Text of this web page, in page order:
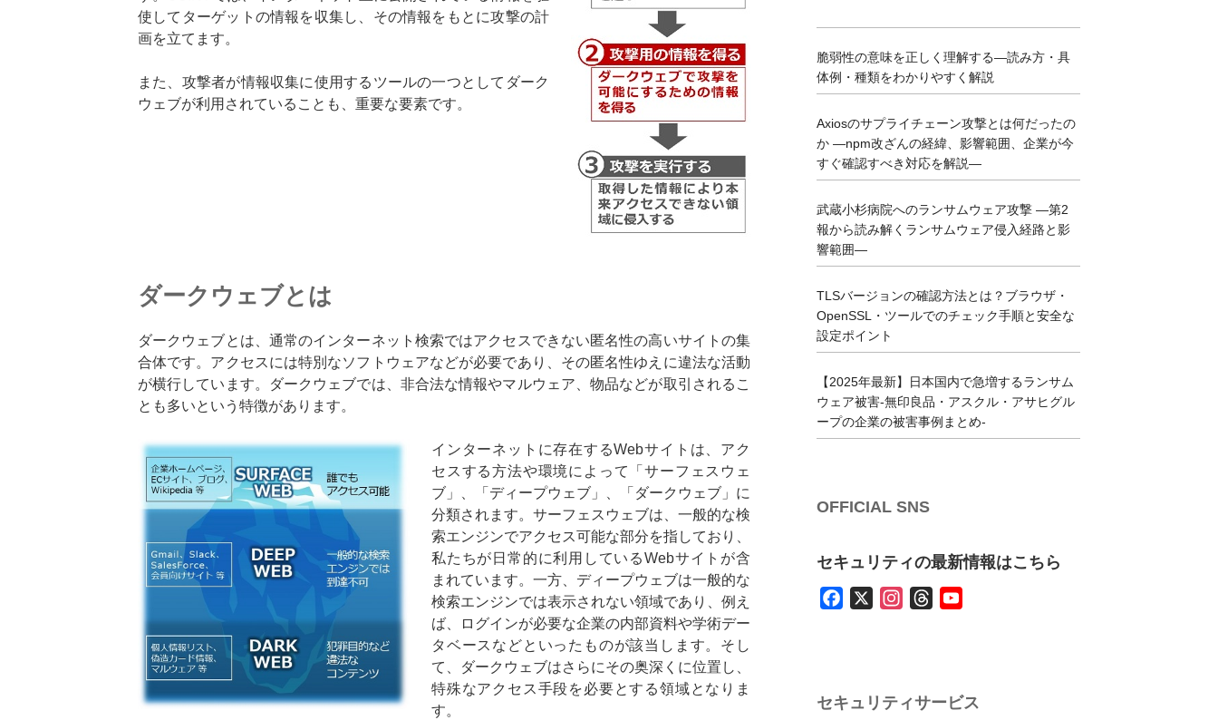
使してターゲットの情報を収集し、その情報をもとに攻撃の計
画を立てます。
また、攻撃者が情報収集に使用するツールの一つとしてダーク
ウェブが利用されていることも、重要な要素です。
ダークウェブとは
ダークウェブとは、通常のインターネット検索ではアクセスできない匿名性の高いサイトの集
合体です。アクセスには特別なソフトウェアなどが必要であり、その匿名性ゆえに違法な活動
が横行しています。ダークウェブでは、非合法な情報やマルウェア、物品などが取引されるこ
とも多いという特徴があります。
インターネットに存在するWebサイトは、アク
セスする方法や環境によって「サーフェスウェ
ブ」、「ディープウェブ」、「ダークウェブ」に
分類されます。サーフェスウェブは、一般的な検
索エンジンでアクセス可能な部分を指しており、
私たちが日常的に利用しているWebサイトが含
まれています。一方、ディープウェブは一般的な
検索エンジンでは表示されない領域であり、例え
ば、ログインが必要な企業の内部資料や学術デー
タベースなどといったものが該当します。そし
て、ダークウェブはさらにその奥深くに位置し、
特殊なアクセス手段を必要とする領域となりま
す。
脆弱性の意味を正しく理解する―読み方・具
体例・種類をわかりやすく解説
Axiosのサプライチェーン攻撃とは何だったの
か ―npm改ざんの経緯、影響範囲、企業が今
すぐ確認すべき対応を解説―
武蔵小杉病院へのランサムウェア攻撃 ―第2
報から読み解くランサムウェア侵入経路と影
響範囲―
TLSバージョンの確認方法とは？ブラウザ・
OpenSSL・ツールでのチェック手順と安全な
設定ポイント
【2025年最新】日本国内で急増するランサム
ウェア被害-無印良品・アスクル・アサヒグル
ープの企業の被害事例まとめ-
OFFICIAL SNS
セキュリティの最新情報はこちら
o
g
b
セキュリティサービス